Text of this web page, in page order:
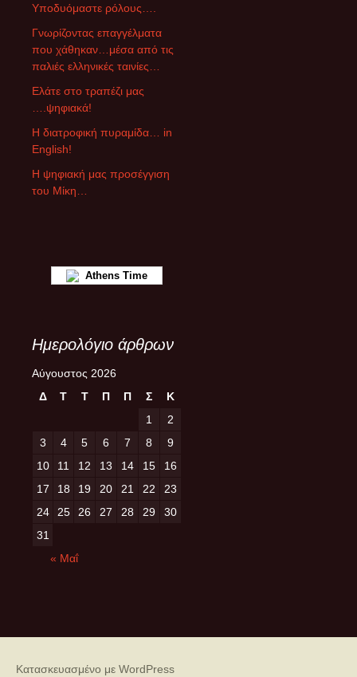
ρ
ί
ρ
θ
ρ
ω
Υποδυόμαστε ρόλους….
Γνωρίζοντας επαγγέλματα
που χάθηκαν…μέσα από τις
παλιές ελληνικές ταινίες…
Ελάτε στο τραπέζι μας
….ψηφιακά!
Η διατροφική πυραμίδα… in
English!
Η ψηφιακή μας προσέγγιση
του Μίκη…
Athens Time
Ημερολόγιο άρθρων
Αύγουστος 2026
Δ
Τ Τ Π Π Σ Κ
« Μαΐ
1
2
3
4 5 6 7 8
9
10
11 12 13 14 15
16
17
18 19 20 21 22
23
24
25 26 27 28 29
30
31
Κατασκευασμένο με WordPress